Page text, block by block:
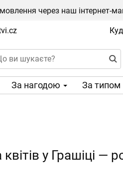
через наш інтернет-
За нагодою За типом
у Грашіці —